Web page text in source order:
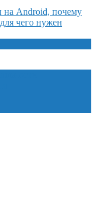
на Android, почему
чего нужен